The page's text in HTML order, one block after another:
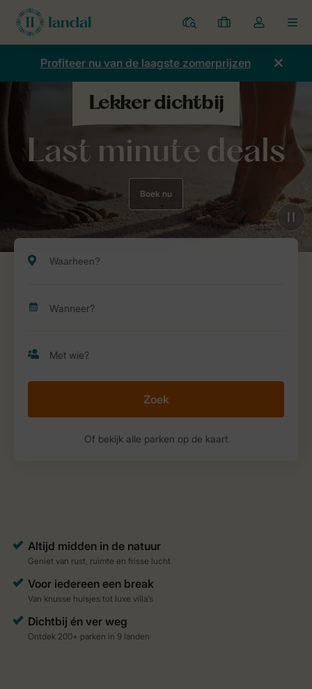
Parken
Mijn
boekingen
Open
de
dropdown
Profiteer nu van de laagste zomerprijzen
Last minute deals
Boek nu
Zoek
Of bekijk alle parken op de kaart